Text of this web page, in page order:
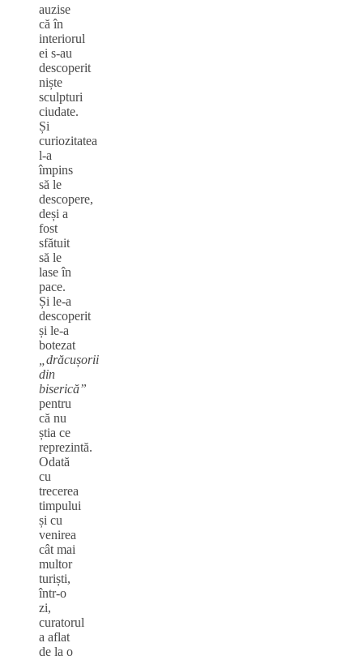
auzise
că în
interiorul
ei s-au
descoperit
niște
sculpturi
ciudate.
Și
curiozitatea
l-a
împins
să le
descopere,
deși a
fost
sfătuit
să le
lase în
pace.
Și le-a
descoperit
și le-a
botezat
„drăcușorii
din
biserică”
pentru
că nu
știa ce
reprezintă.
Odată
cu
trecerea
timpului
și cu
venirea
cât mai
multor
turiști,
într-o
zi,
curatorul
a aflat
de la o